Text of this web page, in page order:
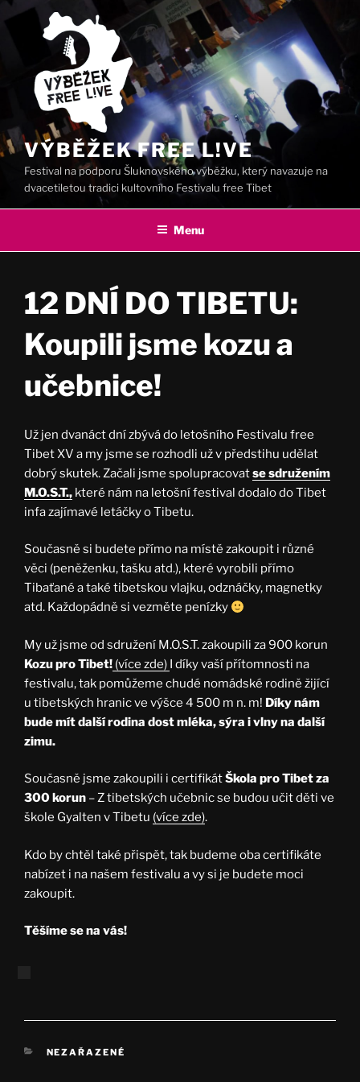
Přejít
VÝBĚŽEK FREE L!VE
Festival na podporu Šluknovského výběžku, který navazuje na
dvacetiletou tradici kultovního Festivalu free Tibet
Menu
12 DNÍ DO TIBETU:
Koupili jsme kozu a
učebnice!
Už jen dvanáct dní zbývá do letošního Festivalu free
Tibet XV a my jsme se rozhodli už v předstihu udělat
dobrý skutek. Začali jsme spolupracovatse sdružením
M.O.S.T., které nám na letošní festival dodalo do Tibet
infa zajímavé letáčky o Tibetu.
Současně si budete přímo na místě zakoupit i různé
věci (peněženku, tašku atd.), které vyrobili přímo
Tibaťané a také tibetskou vlajku, odznáčky, magnetky
atd. Každopádně si vezměte penízky
My už jsme od sdružení M.O.S.T. zakoupili za 900 korun
Kozu pro Tibet! (více zde) I díky vaší přítomnosti na
festivalu, tak pomůžeme chudé nomádské rodině žijící
u tibetských hranic ve výšce 4 500 m n. m! Díky nám
bude mít další rodina dost mléka, sýra i vlny na další
zimu.
Současně jsme zakoupili i certifikátŠkola pro Tibet za
300 korun – Z tibetských učebnic se budou učit děti ve
škole Gyalten v Tibetu (více zde).
Kdo by chtěl také přispět, tak budeme oba certifikáte
nabízet i na našem festivalu a vy si je budete moci
zakoupit.
Těšíme se na vás!
RUBRIKY
NEZAŘAZENÉ